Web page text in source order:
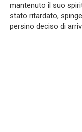
mantenuto il suo
stato ritardato,
persino deciso di